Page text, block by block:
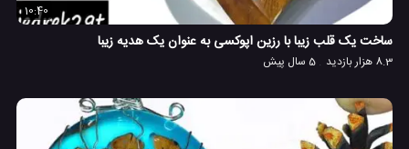
10:40
ساخت یک قلب زیبا با رزین اپوکسی به عنوان یک هدیه زیبا
8.3 هزار بازدید 5 سال پیش